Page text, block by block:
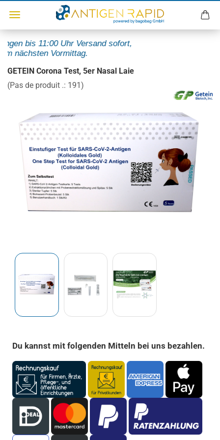
bis 11:00 Uhr Versand sofort,
nächsten Vormittag.
GETEIN Corona Test, 5er Nasal Laie
(Pas de produit .: 191)
Du kannst mit folgenden Mitteln bei uns bezahlen.